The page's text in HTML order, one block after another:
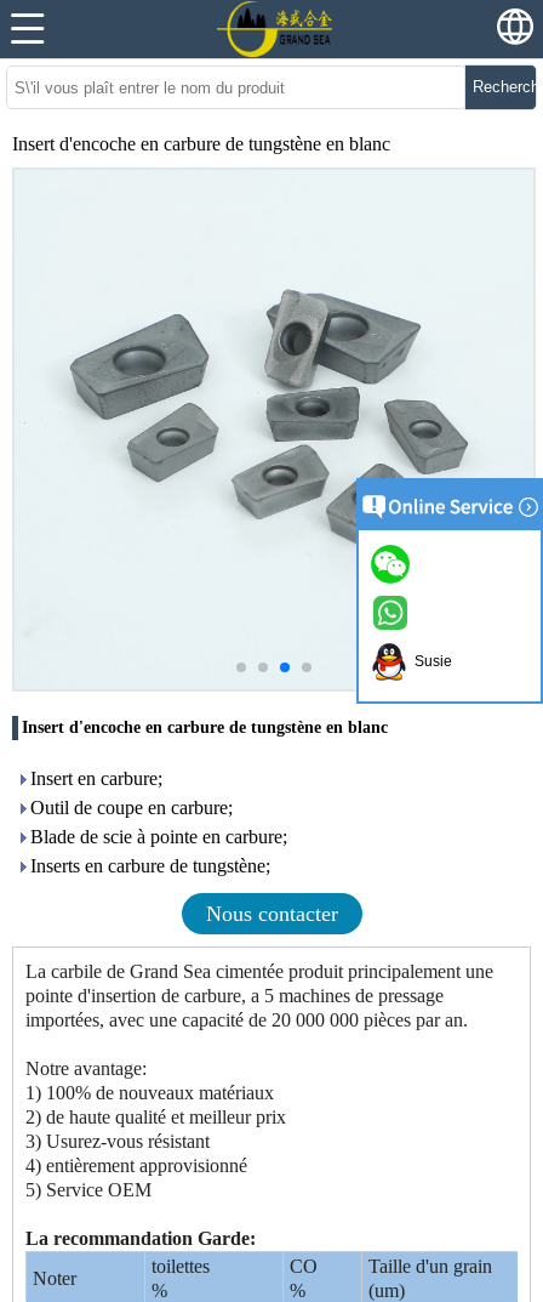
Insert d'encoche en carbure de tungstène en blanc
Insert d'encoche en carbure de tungstène en blanc
Insert en carbure;
Outil de coupe en carbure;
Blade de scie à pointe en carbure;
Inserts en carbure de tungstène;
Nous contacter
La carbile de Grand Sea cimentée produit principalement une
pointe d'insertion de carbure, a 5 machines de pressage
importées, avec une capacité de 20 000 000 pièces par an.
Notre avantage:
1) 100% de nouveaux matériaux
2) de haute qualité et meilleur prix
3) Usurez-vous résistant
4) entièrement approvisionné
5) Service OEM
La recommandation Garde:
Noter
toilettes
%
CO
%
Taille d'un grain
(um)
Susie